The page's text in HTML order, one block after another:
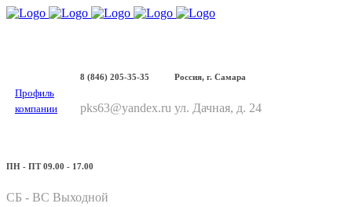
Профиль
компании
8 (846) 205-35-35
pks63@yandex.ru
Россия, г. Самара
ул. Дачная, д. 24
ПН - ПТ 09.00 - 17.00
СБ - ВС Выходной